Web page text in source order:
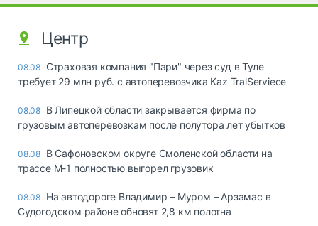
Центр
08.08 Страховая компания "Пари" через суд в Туле
требует 29 млн руб. с автоперевозчика Kaz TralServiece
08.08 В Липецкой области закрывается фирма по
грузовым автоперевозкам после полутора лет убытков
08.08 В Сафоновском округе Смоленской области на
трассе М-1 полностью выгорел грузовик
08.08 На автодороге Владимир – Муром – Арзамас в
Судогодском районе обновят 2,8 км полотна